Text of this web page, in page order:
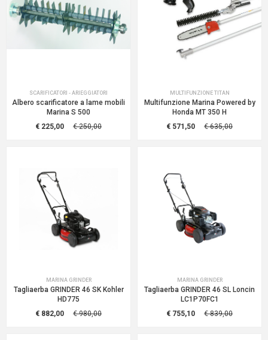
SCARIFICATORI - ARIEGGIATORI
Albero scarificatore a lame mobili
Marina S 500
€ 225,00
€ 250,00
MULTIFUNZIONE TITAN
Multifunzione Marina Powered by
Honda MT 350 H
€ 571,50
€ 635,00
MARINA GRINDER
Tagliaerba GRINDER 46 SK Kohler
HD775
€ 882,00
€ 980,00
MARINA GRINDER
Tagliaerba GRINDER 46 SL Loncin
LC1P70FC1
€ 755,10
€ 839,00